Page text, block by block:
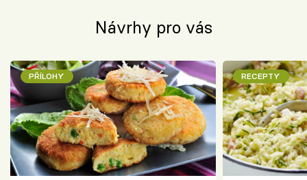
Návrhy pro vás
PŘÍLOHY RECEPTY